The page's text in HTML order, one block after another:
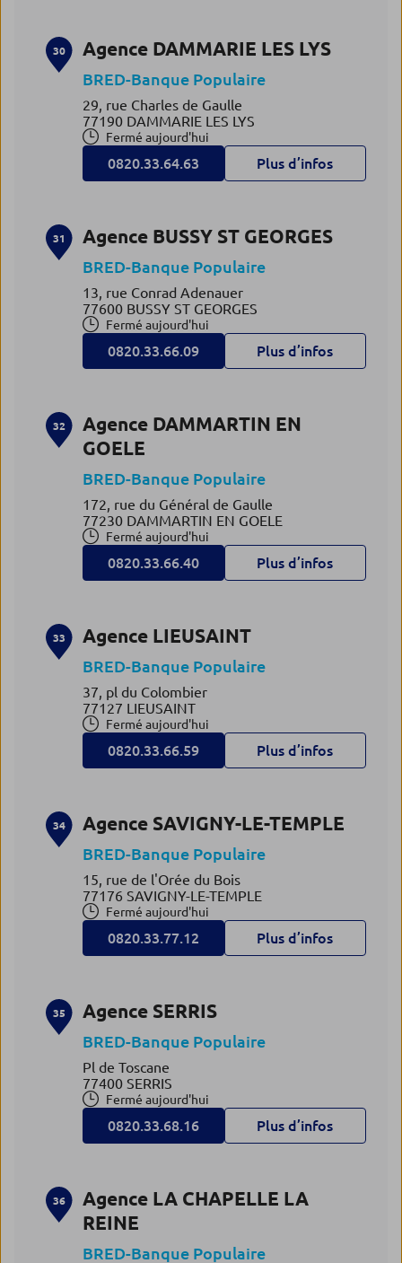
30 Agence DAMMARIE LES LYS
BRED-Banque Populaire
29, rue Charles de Gaulle
77190 DAMMARIE LES LYS
Fermé aujourd'hui
0820.33.64.63 Plus d’infos
31 Agence BUSSY ST GEORGES
BRED-Banque Populaire
13, rue Conrad Adenauer
77600 BUSSY ST GEORGES
Fermé aujourd'hui
0820.33.66.09 Plus d’infos
32
Agence DAMMARTIN EN
GOELE
BRED-Banque Populaire
172, rue du Général de Gaulle
77230 DAMMARTIN EN GOELE
Fermé aujourd'hui
0820.33.66.40 Plus d’infos
33 Agence LIEUSAINT
BRED-Banque Populaire
37, pl du Colombier
77127 LIEUSAINT
Fermé aujourd'hui
0820.33.66.59 Plus d’infos
34 Agence SAVIGNY-LE-TEMPLE
BRED-Banque Populaire
15, rue de l'Orée du Bois
77176 SAVIGNY-LE-TEMPLE
Fermé aujourd'hui
0820.33.77.12 Plus d’infos
35 Agence SERRIS
BRED-Banque Populaire
Pl de Toscane
77400 SERRIS
Fermé aujourd'hui
0820.33.68.16 Plus d’infos
36
Agence LA CHAPELLE LA
REINE
BRED-Banque Populaire